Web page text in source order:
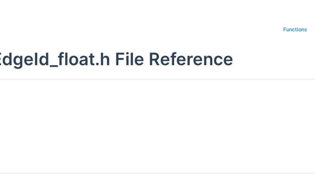
Functions
File Reference